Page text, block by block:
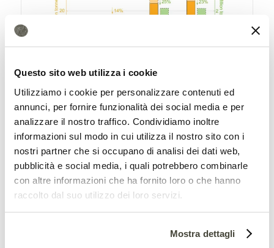
Questo sito web utilizza i cookie
Utilizziamo i cookie per personalizzare contenuti ed
annunci, per fornire funzionalità dei social media e per
analizzare il nostro traffico. Condividiamo inoltre
informazioni sul modo in cui utilizza il nostro sito con i
nostri partner che si occupano di analisi dei dati web,
pubblicità e social media, i quali potrebbero combinarle
con altre informazioni che ha fornito loro o che hanno
raccolto dal suo utilizzo dei loro servizi.
Mostra dettagli
esclusione del pascolo nella regione a rischio desertificazione in Cina. Poiché
perdite di produzione di cereali e di carne sono state stimate per i periodi
simultanei. Fonte: Wang, X., Ge, Q., Geng, X. et al. Unintended
(2023). Open Access Creative Commons Attribution 4.0 International License